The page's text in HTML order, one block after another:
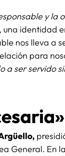
y la
identidad
nos lleva a
para
a ser servido
General. En